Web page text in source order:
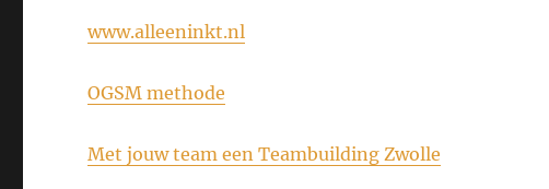
www.alleeninkt.nl
OGSM methode
Met jouw team een Teambuilding Zwolle